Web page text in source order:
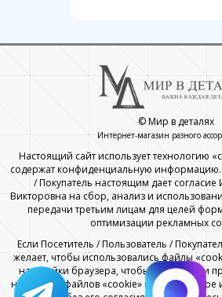
© Мир в деталях
Интернет-магазин разного
Настоящий сайт использует технологию
содержат конфиденциальную информацию.
/ Покупатель настоящим дает
Викторовна на сбор, анализ и
передачи третьим лицам для целей
оптимизации рекламных
Если Посетитель / Пользователь /
желает, чтобы использовались файлы
настройки браузера, чтобы удалить или
некоторых файлов «cookie» на компьютере